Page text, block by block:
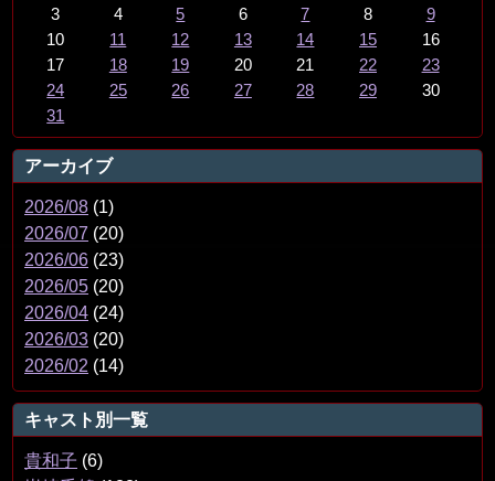
3
4 5 6 7 8
9
10
11 12 13 14 15
16
17
18 19 20 21 22
23
24
25 26 27 28 29
30
31
アーカイブ
2026/08 (1)
2026/07 (20)
2026/06 (23)
2026/05 (20)
2026/04 (24)
2026/03 (20)
2026/02 (14)
キャスト別一覧
貴和子 (6)